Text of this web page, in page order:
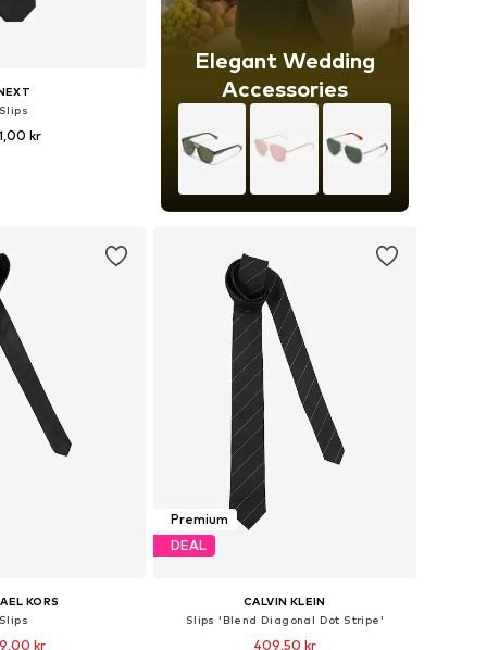
Slips
kr
Elegant Wedding
Accessories
KORS
Slips
kr
Premium
DEAL
CALVIN KLEIN
Slips 'Blend Diagonal Dot Stripe'
409,50 kr